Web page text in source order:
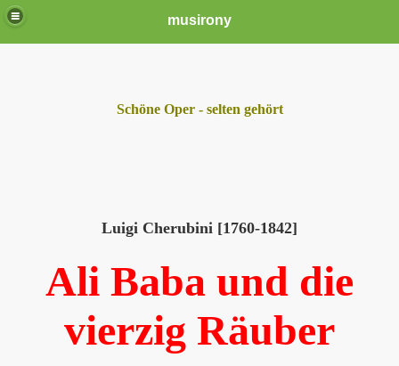
musirony
Schöne Oper - selten gehört
Luigi Cherubini [1760-1842]
Ali Baba und die
vierzig Räuber